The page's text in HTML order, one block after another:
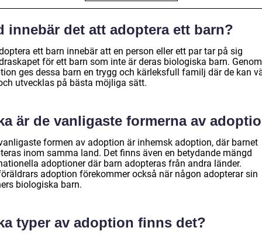
innebär det att adoptera ett barn?
ett barn innebär att en person eller ett par tar på sig
för ett barn som inte är deras biologiska barn. Genom
ges dessa barn en trygg och kärleksfull familj där de kan
utvecklas på bästa möjliga sätt.
är de vanligaste formerna av
formen av adoption är inhemsk adoption, där barnet
inom samma land. Det finns även en betydande mängd
adoptioner där barn adopteras från andra länder.
adoption förekommer också när någon adopterar sin
biologiska barn.
typer av adoption finns det?